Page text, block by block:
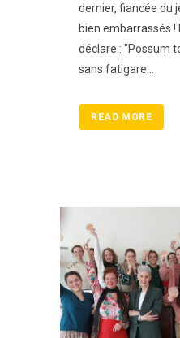
dernier, fiancée du
bien embarrassés !
déclare : "Possum
sans fatigare...
READ MORE